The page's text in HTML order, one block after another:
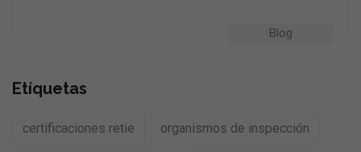
Blog
Etíquetas
certificaciones retie organismos de inspección